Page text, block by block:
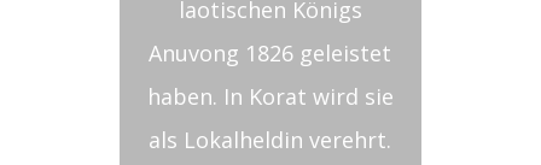
laotischen Königs
Anuvong 1826 geleistet
haben. In Korat wird sie
als Lokalheldin verehrt.